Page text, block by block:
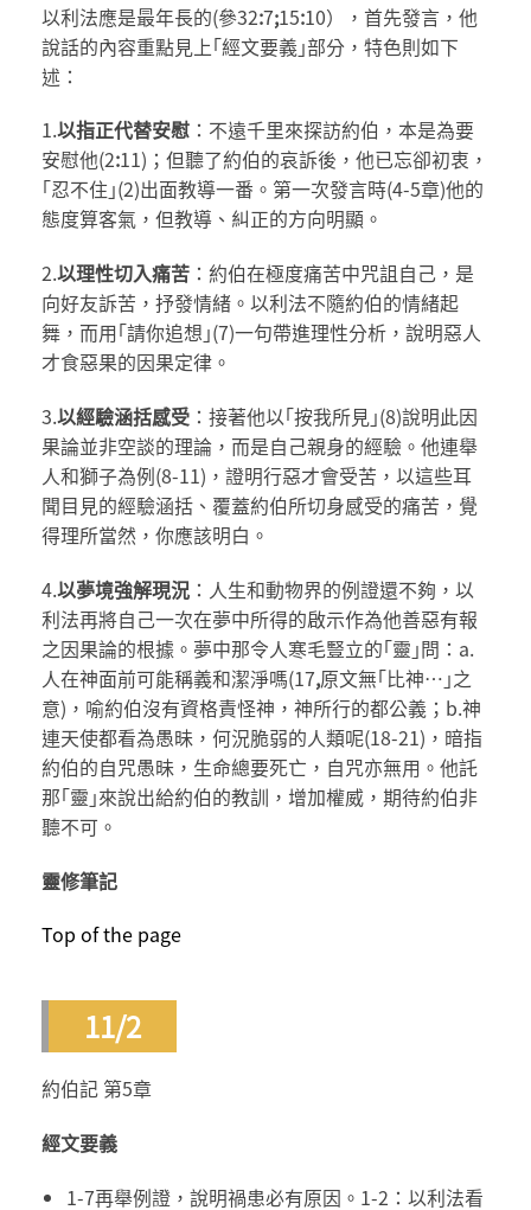
以利法應是最年長的(參32:7;15:10），首先發言，他
說話的內容重點見上｢經文要義｣部分，特色則如下
述：
1.以指正代替安慰 ：不遠千里來探訪約伯，本是為要
安慰他(2:11)；但聽了約伯的哀訴後，他已忘卻初衷，
｢忍不住｣(2)出面教導一番。第一次發言時(4-5章)他的
態度算客氣，但教導、糾正的方向明顯。
2.以理性切入痛苦 ：約伯在極度痛苦中咒詛自己，是
向好友訴苦，抒發情緒。以利法不隨約伯的情緒起
舞，而用｢請你追想｣(7)一句帶進理性分析，說明惡人
才食惡果的因果定律。
3.以經驗涵括感受 ：接著他以｢按我所見｣(8)說明此因
果論並非空談的理論，而是自己親身的經驗。他連舉
人和獅子為例(8-11)，證明行惡才會受苦，以這些耳
聞目見的經驗涵括、覆蓋約伯所切身感受的痛苦，覺
得理所當然，你應該明白。
4.以夢境強解現況 ：人生和動物界的例證還不夠，以
利法再將自己一次在夢中所得的啟示作為他善惡有報
之因果論的根據。夢中那令人寒毛豎立的｢靈｣問：a.
人在神面前可能稱義和潔淨嗎(17,原文無｢比神…｣之
意)，喻約伯沒有資格責怪神，神所行的都公義；b.神
連天使都看為愚昧，何況脆弱的人類呢(18-21)，暗指
約伯的自咒愚昧，生命總要死亡，自咒亦無用。他託
那｢靈｣來說出給約伯的教訓，增加權威，期待約伯非
聽不可。
靈修筆記
Top of the page
11/2
約伯記 第5章
經文要義
1-7再舉例證，說明禍患必有原因。1-2：以利法看